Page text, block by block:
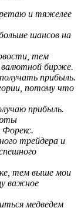
и тяжелее
шансов на
тем
валютной бирже.
прибыль.
потому что
прибыль.
трейдера и
тем выше мои
важное
медведем